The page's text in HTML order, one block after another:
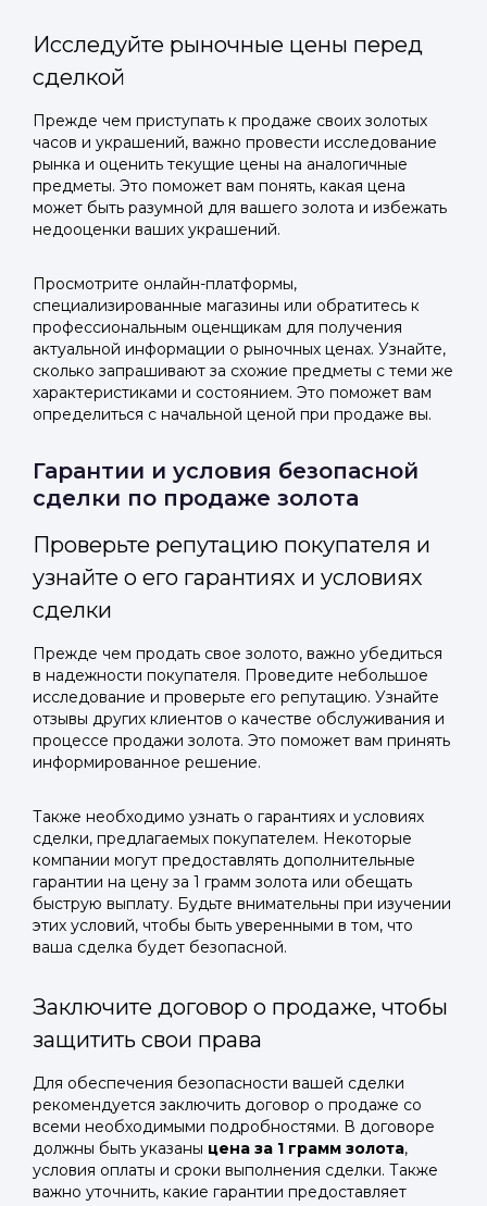
Исследуйте рыночные цены перед
сделкой
Прежде чем приступать к продаже своих золотых
часов и украшений, важно провести исследование
рынка и оценить текущие цены на аналогичные
предметы. Это поможет вам понять, какая цена
может быть разумной для вашего золота и избежать
недооценки ваших украшений.
Просмотрите онлайн-платформы,
специализированные магазины или обратитесь к
профессиональным оценщикам для получения
актуальной информации о рыночных ценах. Узнайте,
сколько запрашивают за схожие предметы с теми же
характеристиками и состоянием. Это поможет вам
определиться с начальной ценой при продаже вы.
Гарантии и условия безопасной
сделки по продаже золота
Проверьте репутацию покупателя и
узнайте о его гарантиях и условиях
сделки
Прежде чем продать свое золото, важно убедиться
в надежности покупателя. Проведите небольшое
исследование и проверьте его репутацию. Узнайте
отзывы других клиентов о качестве обслуживания и
процессе продажи золота. Это поможет вам принять
информированное решение.
Также необходимо узнать о гарантиях и условиях
сделки, предлагаемых покупателем. Некоторые
компании могут предоставлять дополнительные
гарантии на цену за 1 грамм золота или обещать
быструю выплату. Будьте внимательны при изучении
этих условий, чтобы быть уверенными в том, что
ваша сделка будет безопасной.
Заключите договор о продаже, чтобы
защитить свои права
Для обеспечения безопасности вашей сделки
рекомендуется заключить договор о продаже со
всеми необходимыми подробностями. В договоре
должны быть указаны цена за 1 грамм золота,
условия оплаты и сроки выполнения сделки. Также
важно уточнить, какие гарантии предоставляет